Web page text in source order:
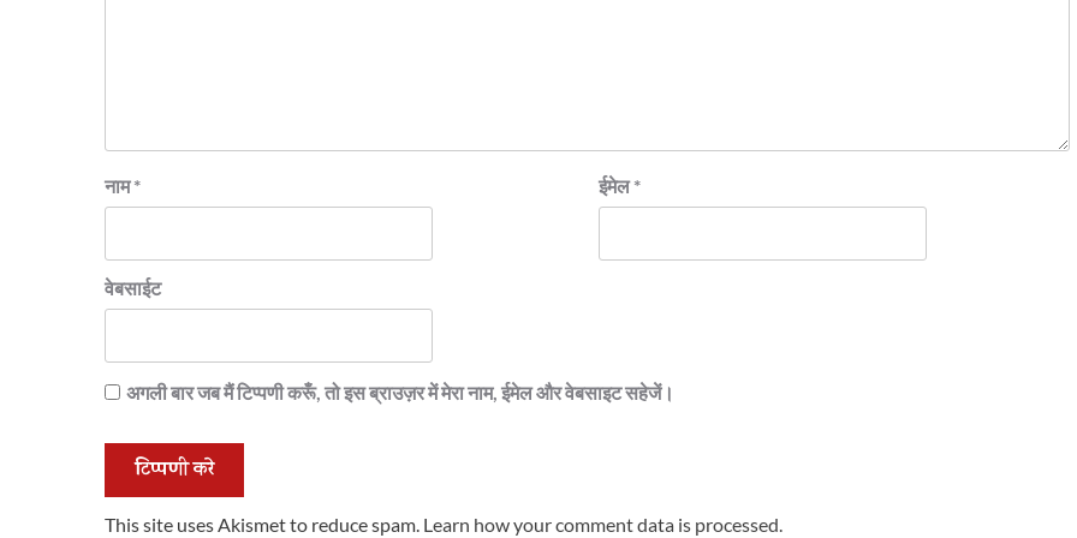
नाम* ईमेल*
वेबसाईट
अगली बार जब मैं टिप्पणी करूँ, तो इस ब्राउज़र में मेरा नाम, ईमेल और वेबसाइट सहेजें।
This site uses Akismet to reduce spam. Learn how your comment data is processed.